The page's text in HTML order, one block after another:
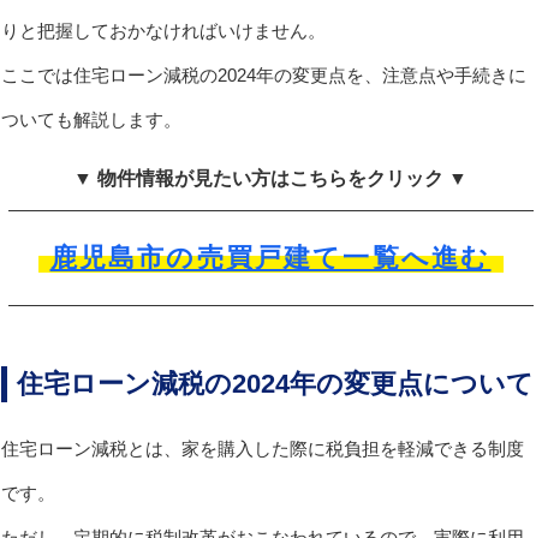
りと把握しておかなければいけません。
ここでは住宅ローン減税の2024年の変更点を、注意点や手続きに
ついても解説します。
▼ 物件情報が見たい方はこちらをクリック ▼
鹿児島市の売買戸建て一覧へ進む
住宅ローン減税の2024年の変更点について
住宅ローン減税とは、家を購入した際に税負担を軽減できる制度
です。